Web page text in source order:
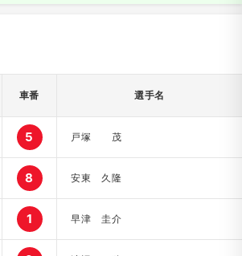
車番 選手名
5 戸塚 茂
8 安東 久隆
1 早津 圭介